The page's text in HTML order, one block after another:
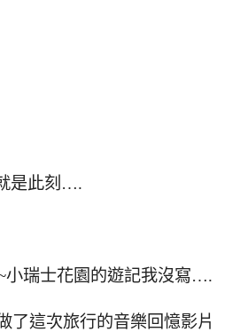
是此刻….
小瑞士花園的遊記我沒寫….
了這次旅行的音樂回憶影片